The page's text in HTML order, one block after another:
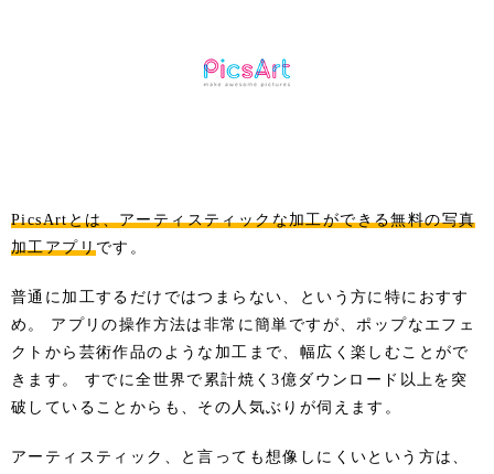
PicsArtとは、アーティスティックな加工ができる無料の写真
加工アプリです。
普通に加工するだけではつまらない、という方に特におすす
め。 アプリの操作方法は非常に簡単ですが、ポップなエフェ
クトから芸術作品のような加工まで、幅広く楽しむことがで
きます。 すでに全世界で累計焼く3億ダウンロード以上を突
破していることからも、その人気ぶりが伺えます。
アーティスティック、と言っても想像しにくいという方は、